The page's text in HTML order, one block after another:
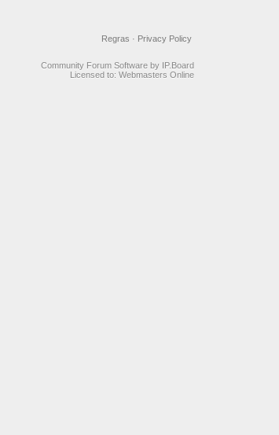
Privacy Policy
Regras ·
Community Forum Software by IP.Board
Licensed to: Webmasters Online